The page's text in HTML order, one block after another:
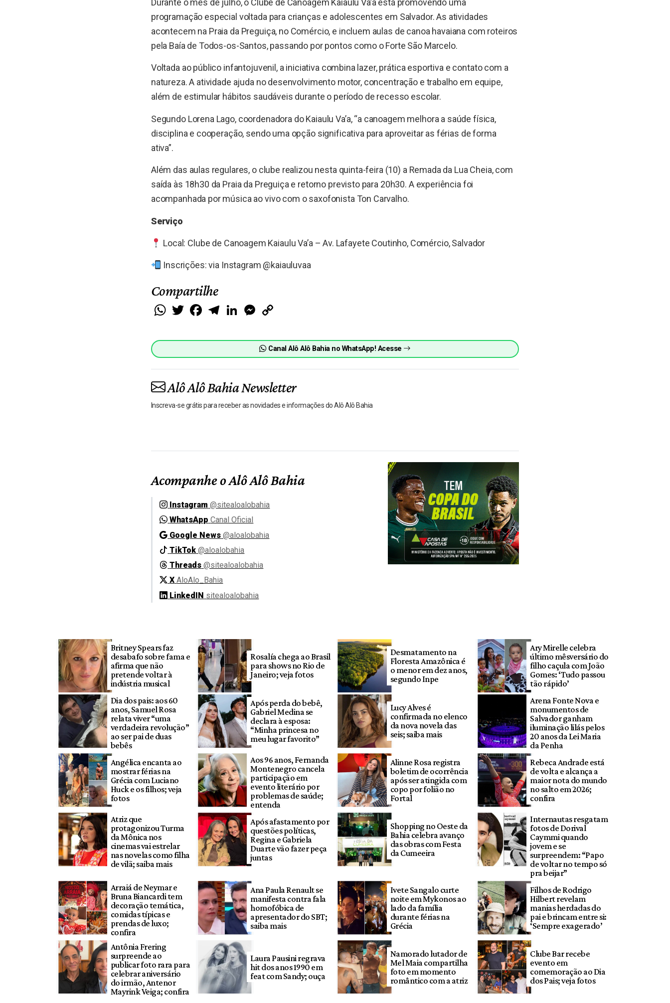
Durante o mês de julho, o Clube de Canoagem Kaiaulu Va’a está promovendo uma
programação especial voltada para crianças e adolescentes em Salvador. As atividades
acontecem na Praia da Preguiça, no Comércio, e incluem aulas de canoa havaiana com roteiros
pela Baía de Todos-os-Santos, passando por pontos como o Forte São Marcelo.
Voltada ao público infantojuvenil, a iniciativa combina lazer, prática esportiva e contato com a
natureza. A atividade ajuda no desenvolvimento motor, concentração e trabalho em equipe,
além de estimular hábitos saudáveis durante o período de recesso escolar.
Segundo Lorena Lago, coordenadora do Kaiaulu Va’a, “a canoagem melhora a saúde física,
disciplina e cooperação, sendo uma opção significativa para aproveitar as férias de forma
ativa”.
Além das aulas regulares, o clube realizou nesta quinta-feira (10) a Remada da Lua Cheia, com
saída às 18h30 da Praia da Preguiça e retorno previsto para 20h30. A experiência foi
acompanhada por música ao vivo com o saxofonista Ton Carvalho.
Serviço
Local: Clube de Canoagem Kaiaulu Va’a – Av. Lafayete Coutinho, Comércio, Salvador
Inscrições: via Instagram @kaiauluvaa
Compartilhe
WhatsApp
Twitter FacebookTelegramLinkedIn Messenger
Canal Alô Alô Bahia no WhatsApp! Acesse
Alô Alô Bahia Newsletter
Inscreva-se grátis para receber as novidades e informações do Alô Alô Bahia
Acompanhe o Alô Alô Bahia
Instagram @sitealoalobahia
WhatsApp Canal Oficial
Google News @aloalobahia
TikTok @aloalobahia
Threads @sitealoalobahia
X AloAlo_Bahia
LinkedIN sitealoalobahia
Britney Spears faz
desabafo sobre fama e
afirma que não
pretende voltar à
indústria musical
Rosalía chega ao Brasil
para shows no Rio de
Janeiro; veja fotos
Desmatamento na
Floresta Amazônica é
o menor em dez anos,
segundo Inpe
Ary Mirelle celebra
último mêsversário do
filho caçula com João
Gomes: ‘Tudo passou
tão rápido’
Dia dos pais: aos 60
anos, Samuel Rosa
relata viver “uma
verdadeira revolução”
ao ser pai de duas
bebês
Após perda do bebê,
Gabriel Medina se
declara à esposa:
“Minha princesa no
meu lugar favorito”
Lucy Alves é
confirmada no elenco
da nova novela das
seis; saiba mais
Arena Fonte Nova e
monumentos de
Salvador ganham
iluminação lilás pelos
20 anos da Lei Maria
da Penha
Angélica encanta ao
mostrar férias na
Grécia com Luciano
Huck e os filhos; veja
fotos
Aos 96 anos, Fernanda
Montenegro cancela
participação em
evento literário por
problemas de saúde;
entenda
Alinne Rosa registra
boletim de ocorrência
após ser atingida com
copo por folião no
Fortal
Rebeca Andrade está
de volta e alcança a
maior nota do mundo
no salto em 2026;
confira
Atriz que
protagonizou Turma
da Mônica nos
cinemas vai estrelar
nas novelas como filha
de vilã; saiba mais
Após afastamento por
questões políticas,
Regina e Gabriela
Duarte vão fazer peça
juntas
Shopping no Oeste da
Bahia celebra avanço
das obras com Festa
da Cumeeira
Internautas resgatam
fotos de Dorival
Caymmi quando
jovem e se
surpreendem: “Papo
de voltar no tempo só
pra beijar”
Arraiá de Neymar e
Bruna Biancardi tem
decoração temática,
comidas típicas e
prendas de luxo;
confira
Ana Paula Renault se
manifesta contra fala
homofóbica de
apresentador do SBT;
saiba mais
Ivete Sangalo curte
noite em Mykonos ao
lado da família
durante férias na
Grécia
Filhos de Rodrigo
Hilbert revelam
manias herdadas do
pai e brincam entre si:
‘Sempre exagerado’
Antônia Frering
surpreende ao
publicar foto rara para
celebrar aniversário
do irmão, Antenor
Mayrink Veiga; confira
Laura Pausini regrava
hit dos anos 1990 em
feat com Sandy; ouça
Namorado lutador de
Mel Maia compartilha
foto em momento
romântico com a atriz
Clube Bar recebe
evento em
comemoração ao Dia
dos Pais; veja fotos